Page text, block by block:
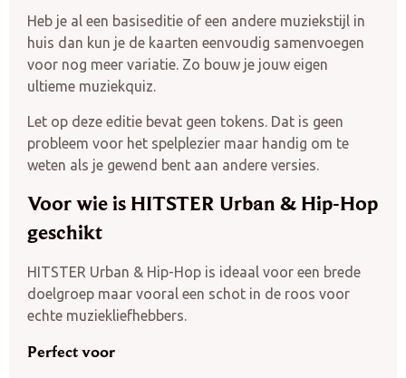
Heb je al een basiseditie of een andere muziekstijl in
huis dan kun je de kaarten eenvoudig samenvoegen
voor nog meer variatie. Zo bouw je jouw eigen
ultieme muziekquiz.
Let op deze editie bevat geen tokens. Dat is geen
probleem voor het spelplezier maar handig om te
weten als je gewend bent aan andere versies.
Voor wie is HITSTER Urban & Hip-Hop
geschikt
HITSTER Urban & Hip-Hop is ideaal voor een brede
doelgroep maar vooral een schot in de roos voor
echte muziekliefhebbers.
Perfect voor